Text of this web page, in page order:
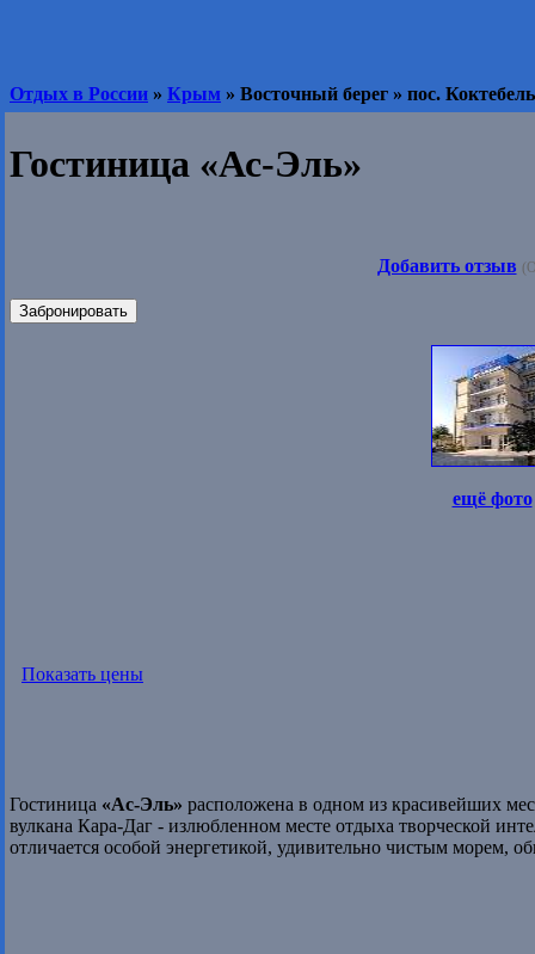
Отдых в России » Крым » Восточный берег » пос. Коктебель
Гостиница «Ас-Эль»
Добавить отзыв
Забронировать
ещё фото
Показать цены
Гостиница «Ас-Эль» расположена в одном из красивейших
вулкана Кара-Даг - излюбленном месте отдыха творческой
отличается особой энергетикой, удивительно чистым морем,